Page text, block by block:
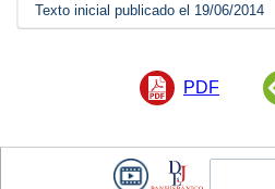
Texto inicial publicado el 19/06/2014
PDF